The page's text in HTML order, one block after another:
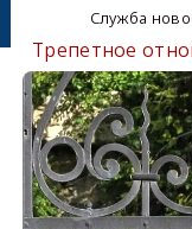
Служба
Трепетное